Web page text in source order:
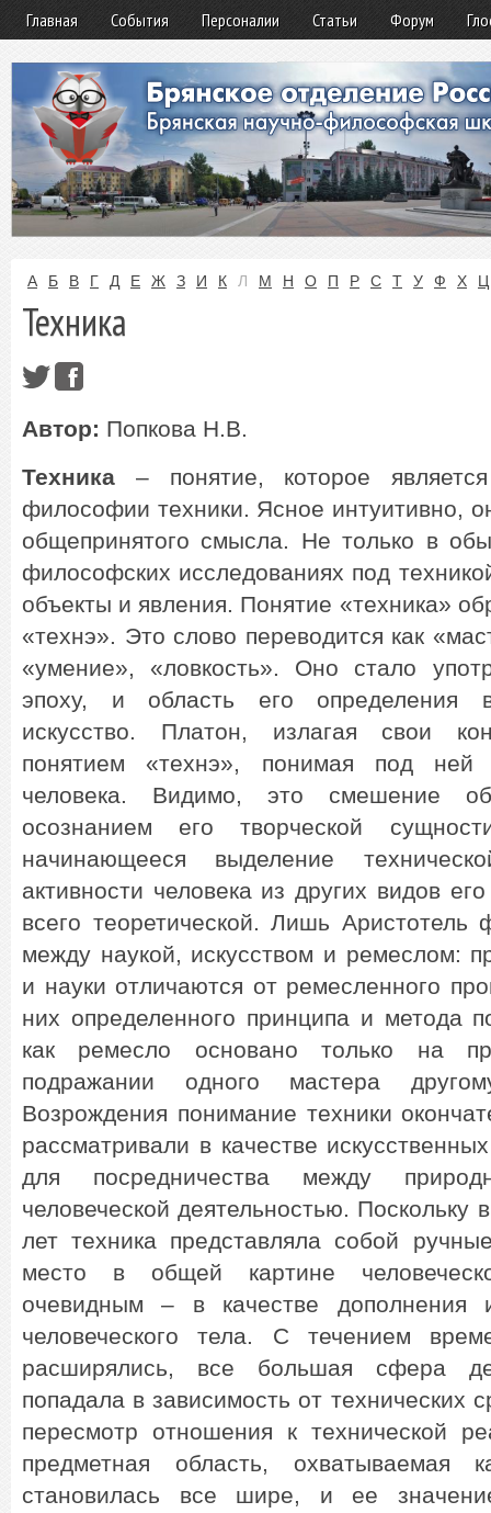
Главная События Персоналии Статьи Форум
А Б В Г Д Е Ж З И К Л М Н О П Р С Т У Ф Х Ц
Техника
Автор: Попкова Н.В.
Техника – понятие, которое
философии техники. Ясное интуитивно,
общепринятого смысла. Не только в
философских исследованиях под
объекты и явления. Понятие «техника»
«технэ». Это слово переводится как
«умение», «ловкость». Оно стало
эпоху, и область его определения
искусство. Платон, излагая свои
понятием «технэ», понимая под ней
человека. Видимо, это смешение
осознанием его творческой
начинающееся выделение
активности человека из других видов
всего теоретической.Лишь Аристотель
между наукой, искусством и ремеслом:
и науки отличаются от ремесленного
них определенного принципа и метода
как ремесло основано только на
подражании одного мастера
Возрождения понимание техники
рассматривали в качестве
для посредничества между
человеческой деятельностью. Поскольку
лет техника представляла собой
место в общей картине
очевидным – в качестве дополнения
человеческого тела. С течением
расширялись, все большая сфера
попадала в зависимость от технических
пересмотр отношения к технической
предметная область, охватываемая
становилась все шире, и ее